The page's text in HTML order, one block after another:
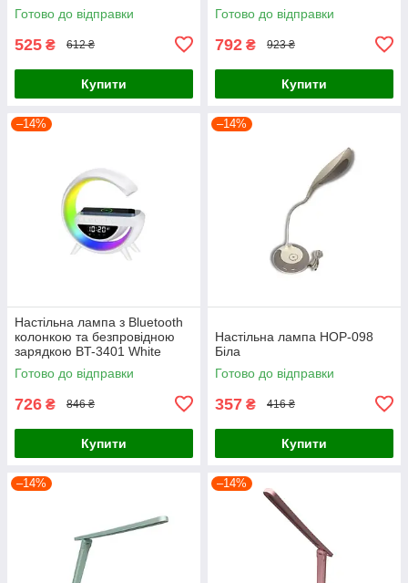
Готово до відправки
525 ₴ 612 ₴
Купити
Готово до відправки
792 ₴ 923 ₴
Купити
–14%
Настільна лампа з Bluetooth
колонкою та безпровідною
зарядкою BT-3401 White
Готово до відправки
726 ₴ 846 ₴
Купити
–14%
Настільна лампа HOP-098
Біла
Готово до відправки
357 ₴ 416 ₴
Купити
–14% –14%